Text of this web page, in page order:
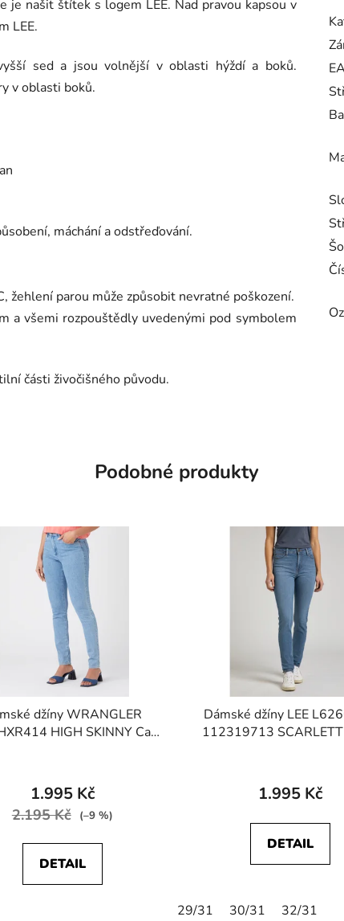
je našit štítek s logem LEE. Nad pravou kapsou v
LEE.
sed a jsou volnější v oblasti hýždí a boků.
v oblasti boků.
máchání a odstřeďování.
parou může způsobit nevratné poškození.
a všemi rozpouštědly uvedenými pod symbolem
části živočišného původu.
Podobné produkty
džíny WRANGLER
HIGH SKINNY Cali
1.995 Kč
2.195 Kč (–9 %)
DETAIL
Dámské džíny LEE
112319713
1.995 Kč
DETAIL
29/31 30/31 32/31